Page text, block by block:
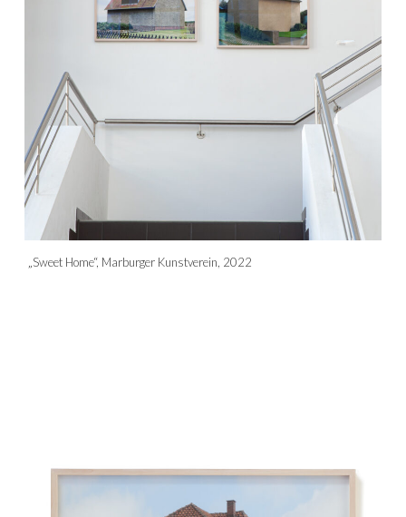
„Sweet Home“, Marburger Kunstverein, 2022